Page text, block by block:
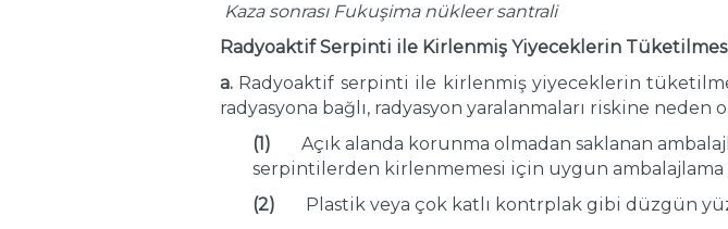
Kaza sonrası Fukuşima nükleer santrali
Radyoaktif Serpinti ile Kirlenmiş Yiyeceklerin
a. Radyoaktif serpinti ile kirlenmiş yiyeceklerin
radyasyona bağlı, radyasyon yaralanmaları riskine neden
(1) Açık alanda korunma olmadan saklanan
serpintilerden kirlenmemesi için uygun ambalajlama
(2)
Plastik veya çok katlı kontrplak gibi düzgün